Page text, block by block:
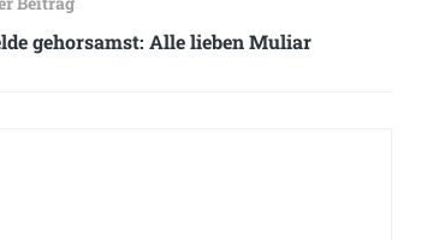
gehorsamst: Alle lieben Muliar